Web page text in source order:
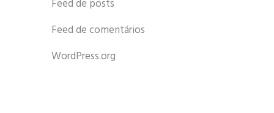
Feed de posts
Feed de comentários
WordPress.org